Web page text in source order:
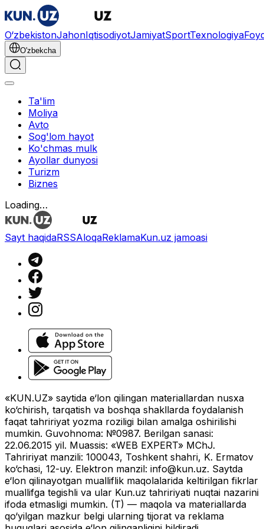
O‘zbekistonJahonIqtisodiyotJamiyatSportTexnologiya
O'zbekcha
Ta'lim
Moliya
Avto
Sog'lom hayot
Ko'chmas mulk
Ayollar dunyosi
Turizm
Biznes
Loading…
Sayt haqidaRSSAloqaReklamaKun.uz jamoasi
«KUN.UZ» saytida e‘lon qilingan materiallardan nusxa
ko‘chirish, tarqatish va boshqa shakllarda foydalanish
faqat tahririyat yozma roziligi bilan amalga oshirilishi
mumkin. Guvohnoma: №0987. Berilgan sanasi:
22.06.2015 yil. Muassis: «WEB EXPERT» MChJ.
Tahririyat manzili: 100043, Toshkent shahri, K. Ermatov
ko‘chasi, 12-uy. Elektron manzil: info@kun.uz. Saytda
e‘lon qilinayotgan mualliflik maqolalarida keltirilgan fikrlar
muallifga tegishli va ular Kun.uz tahririyati nuqtai nazarini
ifoda etmasligi mumkin. (T) — maqola va materiallarda
qo‘yilgan mazkur belgi ularning tijorat va reklama